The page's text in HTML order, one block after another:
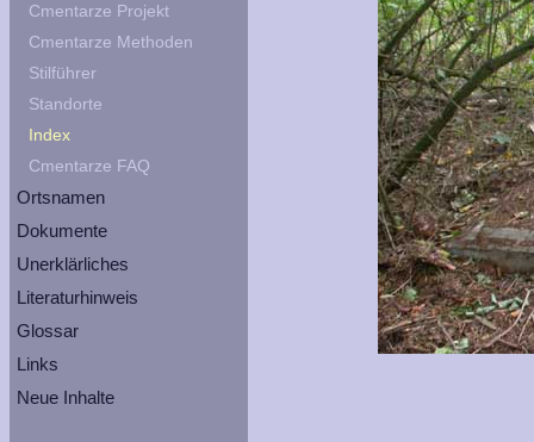
Cmentarze Projekt
Cmentarze Methoden
Stilführer
Standorte
Index
Cmentarze FAQ
Ortsnamen
Dokumente
Unerklärliches
Literaturhinweis
Glossar
Links
Neue Inhalte